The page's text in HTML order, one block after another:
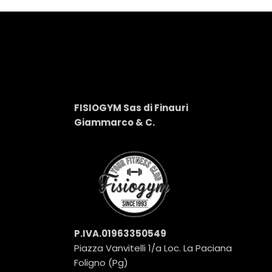
FISIOGYM Sas di Finauri
Giammarco & C.
P.IVA.01963350549
Piazza Vanvitelli 1/a Loc. La Paciana
Foligno (Pg)